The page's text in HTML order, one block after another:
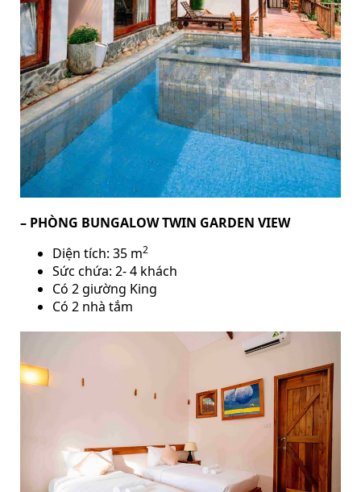
– PHÒNG BUNGALOW TWIN GARDEN VIEW
Diện tích: 35 m2
Sức chứa: 2- 4 khách
Có 2 giường King
Có 2 nhà tắm